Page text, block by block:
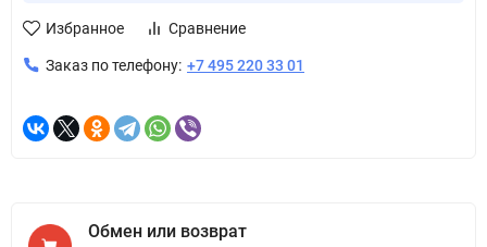
Избранное Сравнение
Заказ по телефону: +7 495 220 33 01
Обмен или возврат